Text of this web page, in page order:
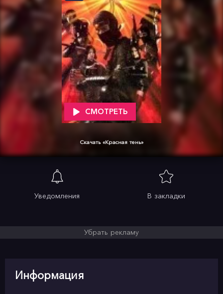
СМОТРЕТЬ
Скачать «Красная тень»
Уведомления В закладки
Убрать рекламу
Информация